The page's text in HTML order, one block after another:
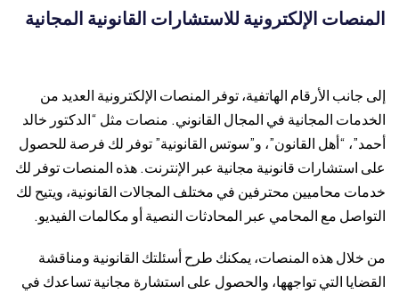
المنصات الإلكترونية للاستشارات القانونية المجانية
إلى جانب الأرقام الهاتفية، توفر المنصات الإلكترونية العديد من
الخدمات المجانية في المجال القانوني. منصات مثل “الدكتور خالد
أحمد”، “أهل القانون”، و”سوتس القانونية” توفر لك فرصة للحصول
على استشارات قانونية مجانية عبر الإنترنت. هذه المنصات توفر لك
خدمات محاميين محترفين في مختلف المجالات القانونية، ويتيح لك
التواصل مع المحامي عبر المحادثات النصية أو مكالمات الفيديو.
من خلال هذه المنصات، يمكنك طرح أسئلتك القانونية ومناقشة
القضايا التي تواجهها، والحصول على استشارة مجانية تساعدك في